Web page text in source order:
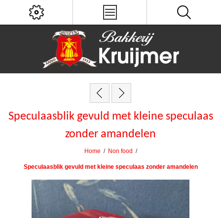
Speculaasblik gevuld met kleine speculaas
zonder amandelen
Home / Non food /
Speculaasblik gevuld met kleine speculaas zonder amandelen